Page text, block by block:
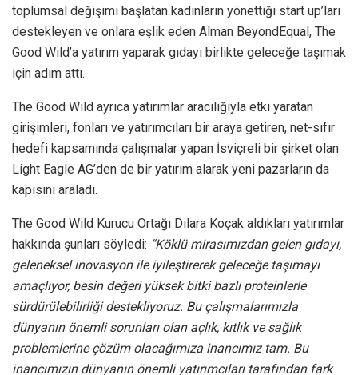
toplumsal değişimi başlatan kadınların yönettiği start up’ları
destekleyen ve onlara eşlik eden Alman BeyondEqual, The
Good Wild’a yatırım yaparak gıdayı birlikte geleceğe taşımak
için adım attı.
The Good Wild ayrıca yatırımlar aracılığıyla etki yaratan
girişimleri, fonları ve yatırımcıları bir araya getiren, net-sıfır
hedefi kapsamında çalışmalar yapan İsviçreli bir şirket olan
Light Eagle AG’den de bir yatırım alarak yeni pazarların da
kapısını araladı.
The Good Wild Kurucu Ortağı Dilara Koçak aldıkları yatırımlar
hakkında şunları söyledi: “Köklü mirasımızdan gelen gıdayı,
geleneksel inovasyon ile iyileştirerek geleceğe taşımayı
amaçlıyor, besin değeri yüksek bitki bazlı proteinlerle
sürdürülebilirliği destekliyoruz. Bu çalışmalarımızla
dünyanın önemli sorunları olan açlık, kıtlık ve sağlık
problemlerine çözüm olacağımıza inancımız tam. Bu
inancımızın dünyanın önemli yatırımcıları tarafından fark